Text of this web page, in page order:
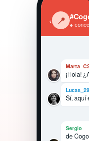
‹ 📍 ●
¡Hola!
Lucas_29
Sí, aquí
Sergio
de